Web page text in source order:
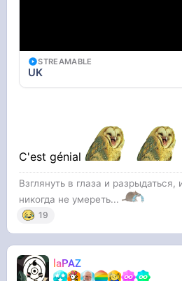
STREAMABLE
UK
C'est génial
Взглянуть в глаза и разрыдаться,
никогда не умереть...
19
laPAZ